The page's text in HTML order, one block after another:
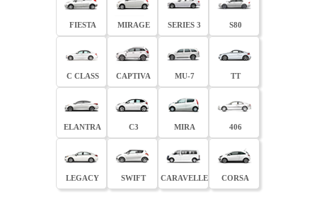
FIESTA MIRAGE SERIES 3 S80
C CLASS CAPTIVA MU-7 TT
ELANTRA C3 MIRA 406
LEGACY SWIFT CARAVELLE CORSA